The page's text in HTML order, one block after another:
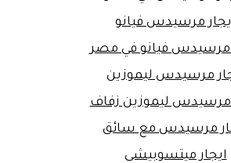
مرسيدس فيانو
مرسيدس فيانو في مصر
مرسيدس ليموزين
مرسيدس ليموزين زفاف
مرسيدس مع سائق
ايجار ميتسوبيشى